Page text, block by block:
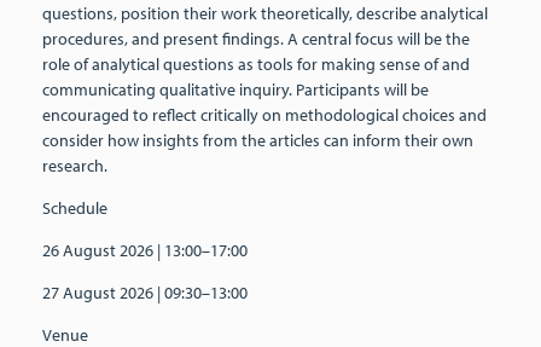
questions, position their work theoretically, describe analytical
procedures, and present findings. A central focus will be the
role of analytical questions as tools for making sense of and
communicating qualitative inquiry. Participants will be
encouraged to reflect critically on methodological choices and
consider how insights from the articles can inform their own
research.
Schedule
26 August 2026 | 13:00–17:00
27 August 2026 | 09:30–13:00
Venue